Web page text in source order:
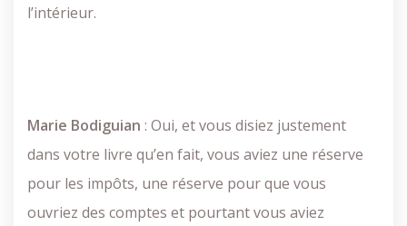
l’intérieur.
Marie Bodiguian : Oui, et vous disiez justement
dans votre livre qu’en fait, vous aviez une réserve
pour les impôts, une réserve pour que vous
ouvriez des comptes et pourtantvous aviez